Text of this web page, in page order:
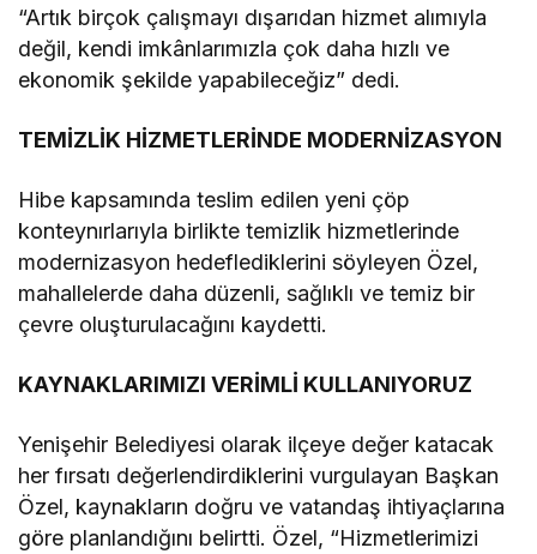
“Artık birçok çalışmayı dışarıdan hizmet alımıyla
değil, kendi imkânlarımızla çok daha hızlı ve
ekonomik şekilde yapabileceğiz” dedi.
TEMİZLİK HİZMETLERİNDE MODERNİZASYON
Hibe kapsamında teslim edilen yeni çöp
konteynırlarıyla birlikte temizlik hizmetlerinde
modernizasyon hedeflediklerini söyleyen Özel,
mahallelerde daha düzenli, sağlıklı ve temiz bir
çevre oluşturulacağını kaydetti.
KAYNAKLARIMIZI VERİMLİ KULLANIYORUZ
Yenişehir Belediyesi olarak ilçeye değer katacak
her fırsatı değerlendirdiklerini vurgulayan Başkan
Özel, kaynakların doğru ve vatandaş ihtiyaçlarına
göre planlandığını belirtti. Özel, “Hizmetlerimizi